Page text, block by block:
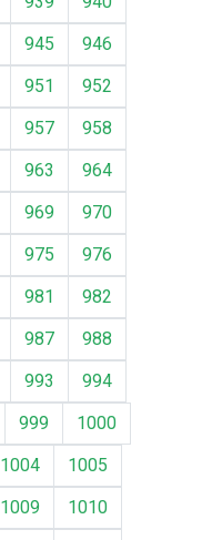
945
946
951
952
957
958
963
964
969
970
975
976
981
982
987
988
993
994
999
1000
1004
1005
1009
1010